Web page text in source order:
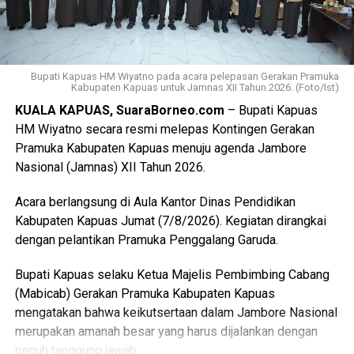
final LP2B data LCP2B menyempurnakan Raperda melalui
proses harmonisasi dan pembahasan DPRD,” ujarnya.
(Ujg/SB)
Views: 15
Bagikan ke
WhatsApp 0 Facebook 0
Bupati Kapuas HM Wiyatno pada acara pelepasan Gerakan Pramuka
Kabupaten Kapuas untuk Jamnas XII Tahun 2026. (Foto/Ist)
KUALA KAPUAS, SuaraBorneo.com – Bupati Kapuas
HM Wiyatno secara resmi melepas Kontingen Gerakan
Pramuka Kabupaten Kapuas menuju agenda Jambore
Nasional (Jamnas) XII Tahun 2026.
Acara berlangsung di Aula Kantor Dinas Pendidikan
Kabupaten Kapuas Jumat (7/8/2026). Kegiatan dirangkai
dengan pelantikan Pramuka Penggalang Garuda.
Bupati Kapuas selaku Ketua Majelis Pembimbing Cabang
(Mabicab) Gerakan Pramuka Kabupaten Kapuas
mengatakan bahwa keikutsertaan dalam Jambore Nasional
merupakan amanah besar yang harus dijalankan dengan
penuh tanggung jawab.